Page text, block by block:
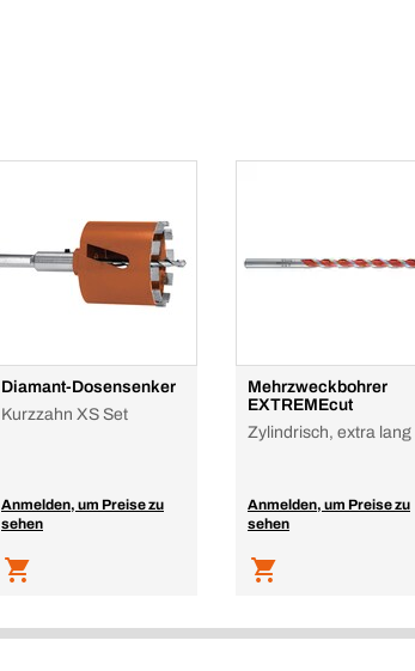
Diamant-Dosensenker
Kurzzahn XS Set
Anmelden, um Preise zu
sehen
Mehrzweckbohrer
EXTREMEcut
Zylindrisch, extra lang
Anmelden, um Preise zu
sehen